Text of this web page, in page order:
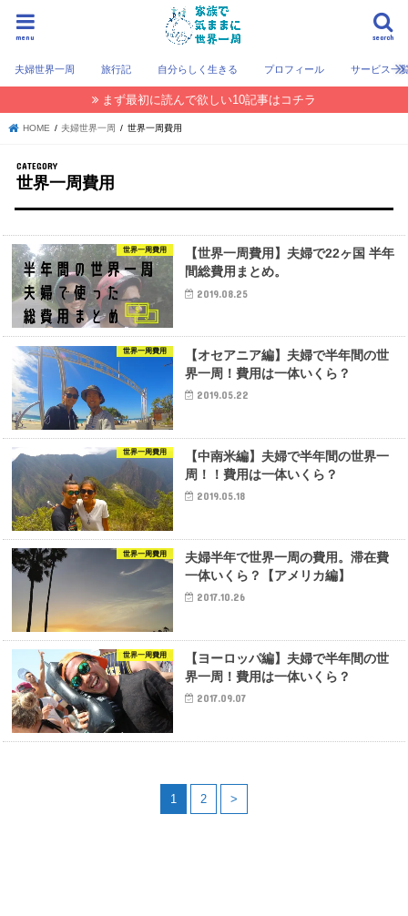
search
menu
夫婦世界一周 旅行記 自分らしく生きる プロフィール サービス一
まず最初に読んで欲しい10記事はコチラ
HOME 夫婦世界一周 世界一周費用
世界一周費用
世界一周費用
【世界一周費用】夫婦で22ヶ国 半年
間総費用まとめ。
2019.08.25
世界一周費用
【オセアニア編】夫婦で半年間の世
界一周！費用は一体いくら？
2019.05.22
世界一周費用
【中南米編】夫婦で半年間の世界一
周！！費用は一体いくら？
2019.05.18
世界一周費用
夫婦半年で世界一周の費用。滞在費
一体いくら？【アメリカ編】
2017.10.26
世界一周費用
【ヨーロッパ編】夫婦で半年間の世
界一周！費用は一体いくら？
2017.09.07
1 2 >